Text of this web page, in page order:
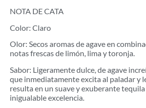
NOTA DE CATA
Color: Claro
Olor: Secos aromas de agave en
notas frescas de limón, lima y toronja.
Sabor: Ligeramente dulce, de agave
que inmediatamente excita al paladar y
resulta en un suave y exuberante
inigualable excelencia.